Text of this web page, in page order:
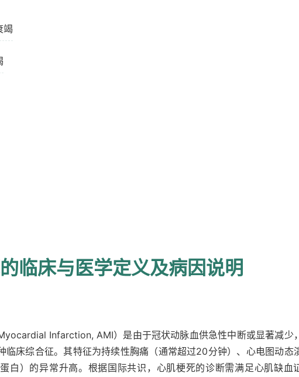
竭
左心室衰竭
围的心力衰竭
临床与医学定义及病因说明
Infarction, AMI）是由于冠状动脉血供急性中断或显著减少
临床综合征。其特征为持续性胸痛（通常超过20分钟）、心电图动态
白）的异常升高。根据国际共识，心肌梗死的诊断需满足心肌缺血